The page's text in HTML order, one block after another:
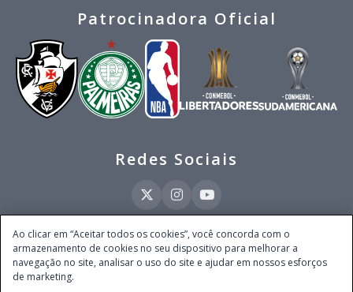
Patrocinadora Oficial
Redes Sociais
Este site é operado pela Ventmear Brasil LTDA (CNPJ 52.868.380/0001-84), com
endereço na Avenida Brigadeiro Faria Lima, nº 4.055, 3º andar, Itaim Bibi, no
Município de São Paulo, Estado de São Paulo, CEP 04538-133, Brasil - empresa
Ao clicar em “Aceitar todos os cookies”, você concorda com o
armazenamento de cookies no seu dispositivo para melhorar a
navegação no site, analisar o uso do site e ajudar em nossos esforços
de marketing.